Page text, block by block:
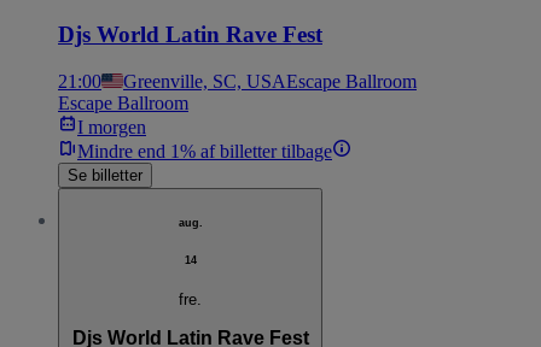
Djs World Latin Rave Fest
21:00 Greenville, SC, USAEscape Ballroom
Escape Ballroom
I morgen
Mindre end 1% af billetter tilbage
Se billetter
aug.
14
fre.
Djs World Latin Rave Fest